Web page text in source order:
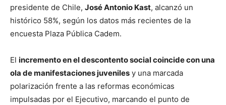
presidente de Chile, José Antonio Kast, alcanzó un
histórico 58%, según los datos más recientes de la
encuesta Plaza Pública Cadem.
El incremento en el descontento social coincide con una
ola de manifestaciones juveniles y una marcada
polarización frente a las reformas económicas
impulsadas por el Ejecutivo, marcando el punto de